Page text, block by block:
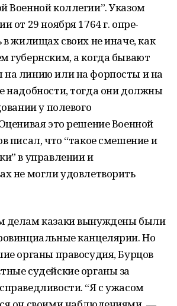
Военной коллегии”. Указом
от 29 ноября 1764 г. опре­
в жилищах своих не иначе, как
губернским, а когда бывают
линию или на форпосты и на
надобности, тогда они должны
у полевого
это ре­шение Военной
писал, что “такое смешение и
в управлении и
не могли удовлетворить
делам казаки вынуждены были
канцелярии. Но
органы правосудия, Бурцов
судейские органы за
“Я с ужасом